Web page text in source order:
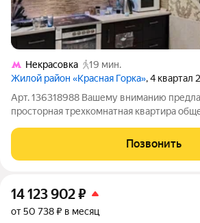
Некрасовка
19 мин.
Жилой район «Красная Горка», 4 квартал
Арт. 136318988 Вашему вниманию
просторная трехкомнатная квартира
Позвонить
14 123 902₽
от 50 738 ₽ в месяц